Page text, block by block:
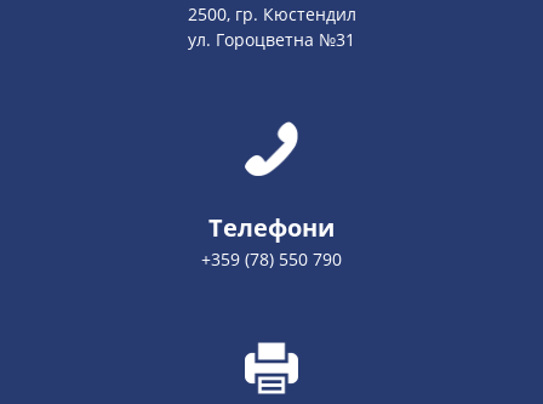
2500, гр. Кюстендил
ул. Гороцветна №31
Телефони
+359 (78) 550 790